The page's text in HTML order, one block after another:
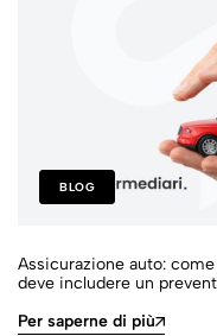
BLOG
Assicurazione auto:
deve includere un
Per saperne di più